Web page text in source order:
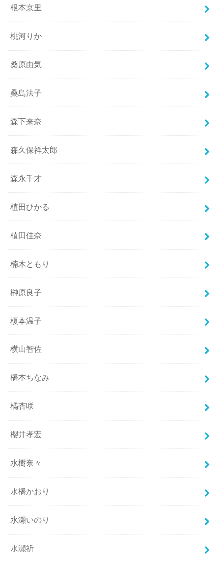
根本京里
桃河りか
桑原由気
桑島法子
森下来奈
森久保祥太郎
森永千才
植田ひかる
植田佳奈
楠木ともり
榊原良子
榎本温子
横山智佐
橋本ちなみ
橘杏咲
櫻井孝宏
水樹奈々
水橋かおり
水瀬いのり
水瀬祈